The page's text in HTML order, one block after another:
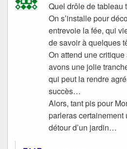
Quel drôle de
On s’installe pour
entrevoie la fée, qui
de savoir à quelques
On attend une
avons une jolie
qui peut la rendre
succès…
Alors, tant pis pour
parleras certainement
détour d’un jardin…